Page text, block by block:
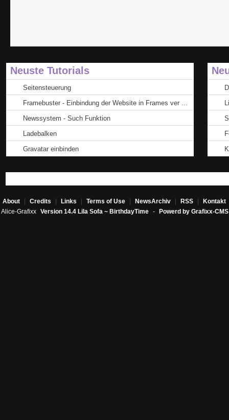
Neuste Tutorials
Seitensteuerung
Framebuster - Einbindung der Website in Frames ver ...
Newssystem - Such Funktion
Ladebalken
Gravatar einbinden
About Credits Links Terms of Use NewsArchiv RSS Kontakt
Alice-Grafixx Version 14.4 Lila Sofa ~ BirthdayTime - Powerd by Grafixx-CMS